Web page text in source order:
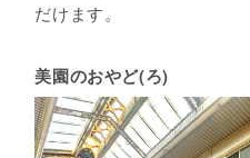
だけます。
美園のおやど(ろ)